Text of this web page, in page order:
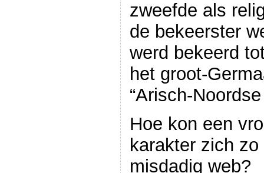
zweefde als
de bekeerster
werd bekeerd
het groot-
“Arisch-
Hoe kon een
karakter zich
misdadig web?